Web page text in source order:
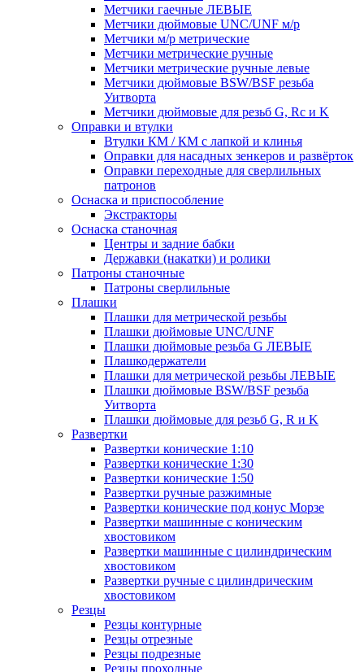
Метчики гаечные ЛЕВЫЕ
Метчики дюймовые UNC/UNF м/р
Метчики м/р метрические
Метчики метрические ручные
Метчики метрические ручные левые
Метчики дюймовые BSW/BSF резьба
Уитворта
Метчики дюймовые для резьб G, Rc и K
Оправки и втулки
Втулки КМ / КМ с лапкой и клинья
Оправки для насадных зенкеров и развёрток
Оправки переходные для сверлильных
патронов
Оснаска и приспособление
Экстракторы
Оснаска станочная
Центры и задние бабки
Державки (накатки) и ролики
Патроны станочные
Патроны сверлильные
Плашки
Плашки для метрической резьбы
Плашки дюймовые UNC/UNF
Плашки дюймовые резьба G ЛЕВЫЕ
Плашкодержатели
Плашки для метрической резьбы ЛЕВЫЕ
Плашки дюймовые BSW/BSF резьба
Уитворта
Плашки дюймовые для резьб G, R и K
Развертки
Развертки конические 1:10
Развертки конические 1:30
Развертки конические 1:50
Развертки ручные разжимные
Развертки конические под конус Морзе
Развертки машинные с коническим
хвостовиком
Развертки машинные с цилиндрическим
хвостовиком
Развертки ручные с цилиндрическим
хвостовиком
Резцы
Резцы контурные
Резцы отрезные
Резцы подрезные
Резцы проходные